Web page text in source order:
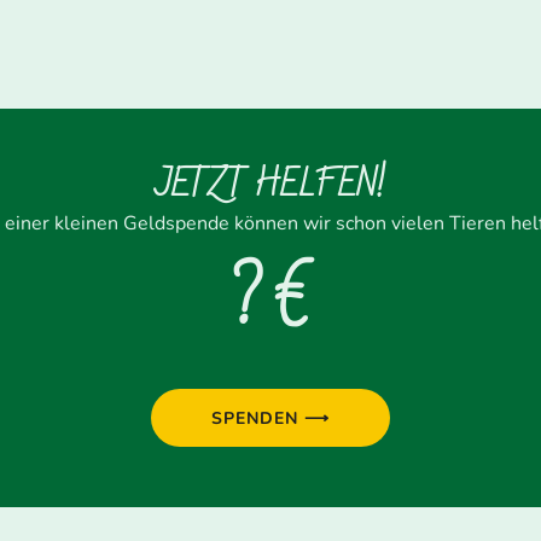
JETZT HELFEN!
kleinen Geldspende können wir schon vielen Tieren
? €
SPENDEN ⟶